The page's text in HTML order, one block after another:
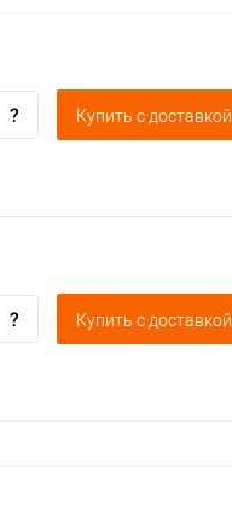
Купить c доставкой
Купить c доставкой